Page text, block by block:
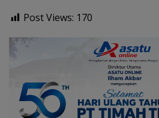
Post Views: 170